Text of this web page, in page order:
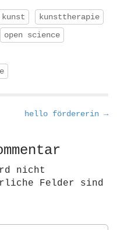
kunst
kunsttherapie
open science
hello fördererin →
nicht
Felder sind